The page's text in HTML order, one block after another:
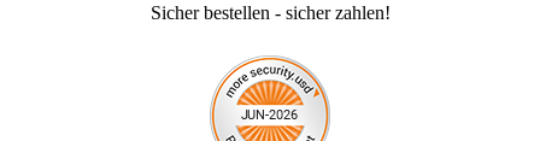
Sicher bestellen - sicher zahlen!